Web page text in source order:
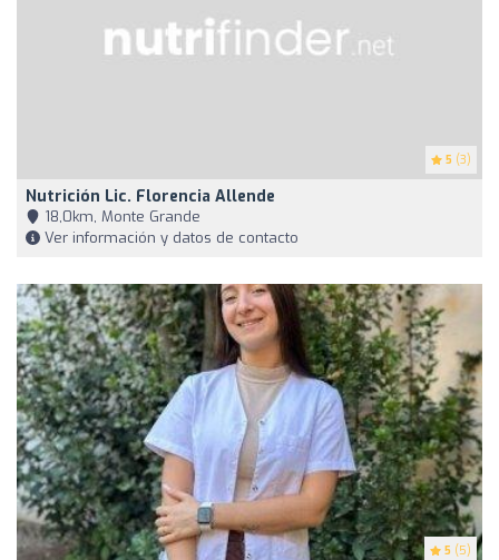
5 (3)
Nutrición Lic. Florencia Allende
18,0km, Monte Grande
Ver información y datos de contacto
5 (5)